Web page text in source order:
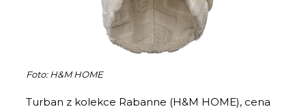
Foto: H&M HOME
Turban z kolekce Rabanne (H&M HOME), cena